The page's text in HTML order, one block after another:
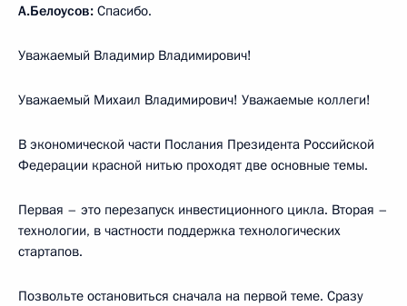
А.Белоусов: Спасибо.
Уважаемый Владимир Владимирович!
Уважаемый Михаил Владимирович! Уважаемые коллеги!
В экономической части Послания Президента Российской
Федерации красной нитью проходят две основные темы.
Первая – это перезапуск инвестиционного цикла. Вторая –
технологии, в частности поддержка технологических
стартапов.
Позвольте остановиться сначала на первой теме. Сразу